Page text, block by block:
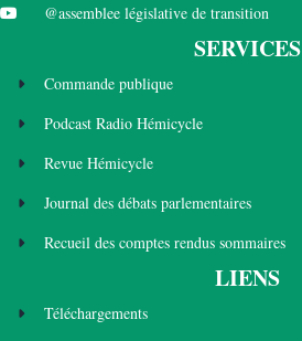
@assemblee législative de transition
SERVICES
Commande publique
Podcast Radio Hémicycle
Revue Hémicycle
Journal des débats parlementaires
Recueil des comptes rendus sommaires
LIENS
Téléchargements